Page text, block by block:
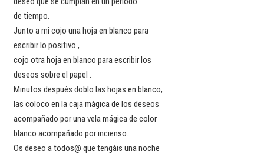
de tiempo.
Junto a mi cojo una hoja en blanco para
escribir lo positivo ,
cojo otra hoja en blanco para escribir los
deseos sobre el papel .
Minutos después doblo las hojas en blanco,
las coloco en la caja mágica de los deseos
acompañado por una vela mágica de color
blanco acompañado por incienso.
Os deseo a todos@ que tengáis una noche